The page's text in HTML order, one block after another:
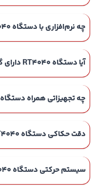
چه نرم‌افزاری با دستگاه RT4040 سازگار است؟
آیا دستگاه RT4040 دارای گارانتی است؟
چه تجهیزاتی همراه دستگاه RT4040 ارائه می‌شود؟
دقت حکاکی دستگاه RT4040 چقدر است؟
سیستم حرکتی دستگاه RT4040 چگونه است؟